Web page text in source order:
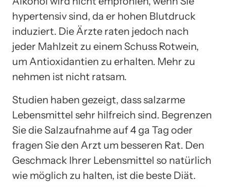
hypertensiv sind, da er hohen Blutdruck
induziert. Die Ärzte raten jedoch nach
jeder Mahlzeit zu einem Schuss Rotwein,
um Antioxidantien zu erhalten. Mehr zu
nehmen ist nicht ratsam.
Studien haben gezeigt, dass salzarme
Lebensmittel sehr hilfreich sind. Begrenzen
Sie die Salzaufnahme auf 4 ga Tag oder
fragen Sie den Arzt um besseren Rat. Den
Geschmack Ihrer Lebensmittel so natürlich
wie möglich zu halten, ist die beste Diät.